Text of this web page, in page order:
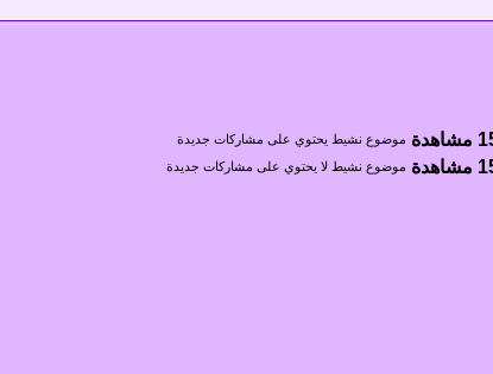
موضوع نشيط يحتوي على مشاركات جديدة
موضوع نشيط لا يحتوي على مشاركات جديدة